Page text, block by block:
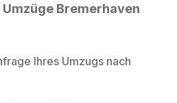
Bremerhaven
Ihres Umzugs nach